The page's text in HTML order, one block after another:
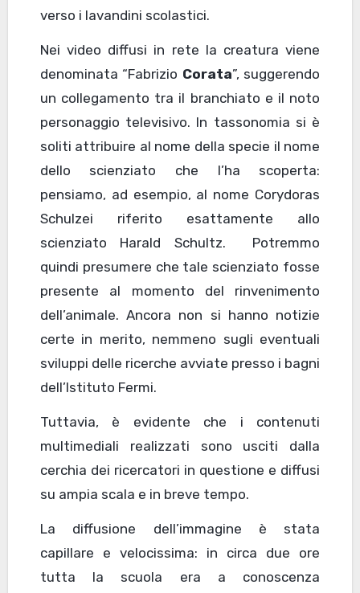
verso i lavandini scolastici.
Nei video diffusi in rete la creatura viene
denominata “Fabrizio Corata”, suggerendo
un collegamento tra il branchiato e il noto
personaggio televisivo. In tassonomia si è
soliti attribuire al nome della specie il nome
dello scienziato che l’ha scoperta:
pensiamo, ad esempio, al nome Corydoras
Schulzei riferito esattamente allo
scienziato Harald Schultz. Potremmo
quindi presumere che tale scienziato fosse
presente al momento del rinvenimento
dell’animale. Ancora non si hanno notizie
certe in merito, nemmeno sugli eventuali
sviluppi delle ricerche avviate presso i bagni
dell’Istituto Fermi.
Tuttavia, è evidente che i contenuti
multimediali realizzati sono usciti dalla
cerchia dei ricercatori in questione e diffusi
su ampia scala e in breve tempo.
La diffusione dell’immagine è stata
capillare e velocissima: in circa due ore
tutta la scuola era a conoscenza